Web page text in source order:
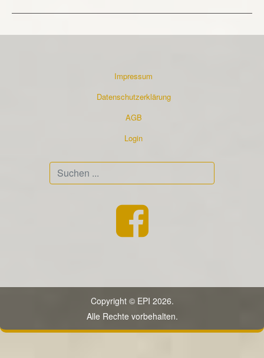
Impressum
Datenschutzerklärung
AGB
Login
Copyright © EPI 2026.
Alle Rechte vorbehalten.